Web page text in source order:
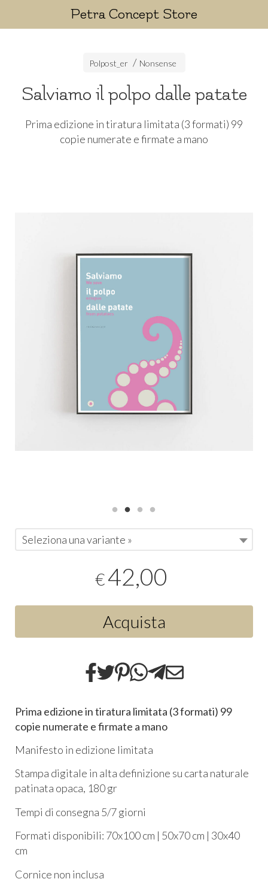
Petra Concept Store
Polpost_er Nonsense
Salviamo il polpo dalle patate
Prima edizione in tiratura limitata (3 formati) 99
copie numerate e firmate a mano
Seleziona una variante »
€42,00
Acquista
Prima edizione in tiratura limitata (3 formati) 99
copie numerate e firmate a mano
Manifesto in edizione limitata
Stampa digitale in alta definizione su carta naturale
patinata opaca, 180 gr
​Tempi di consegna 5/7 giorni​
Formati disponibili: 70x100 cm | 50x70 cm | 30x40
cm​
Cornice non inclusa